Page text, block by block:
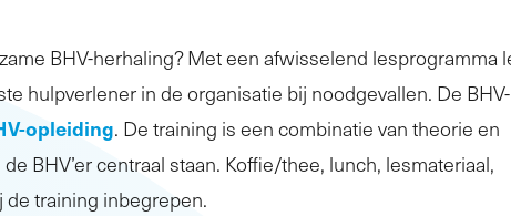
BHV-herhaling? Met een afwisselend lesprogramma
hulpverlener in de organisatie bij noodgevallen. De BHV-
opleiding. De training is een combinatie van theorie en
BHV’er centraal staan. Koffie/thee, lunch, lesmateriaal,
de training inbegrepen.